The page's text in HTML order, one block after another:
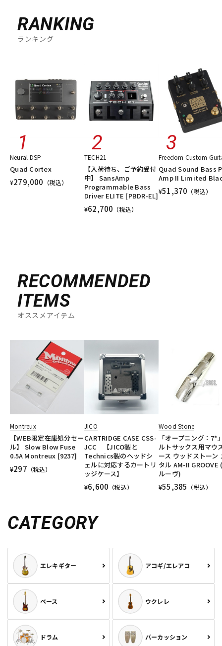
RANKING
ランキング
Neural DSP
Quad Cortex
¥279,000 （税込）
TECH21
【入荷待ち、ご予約受付
中】 SansAmp
Programmable Bass
Driver ELITE [PBDR-EL]
¥62,700 （税込）
Freedom Custom
Quad Sound Bass
Amp II Limited
¥51,370 （税込）
RECOMMENDED
ITEMS
オススメアイテム
Montreux
【WEB限定在庫処分セー
ル】 Slow Blow Fuse
0.5A Montreux [9237]
¥297 （税込）
JICO
CARTRIDGE CASE CSS-
JCC 【JICO製と
Technics製のヘッドシ
ェルに対応するカートリ
ッジケース】
¥6,600 （税込）
Wood Stone
「オープニング：7*
ルトサックス用マウ
ース ウッドストーン
タル AM-II GROOVE
ルーヴ)
¥55,385 （税込）
CATEGORY
エレキギター アコギ/エレアコ
ベース ウクレレ
ドラム パーカッション